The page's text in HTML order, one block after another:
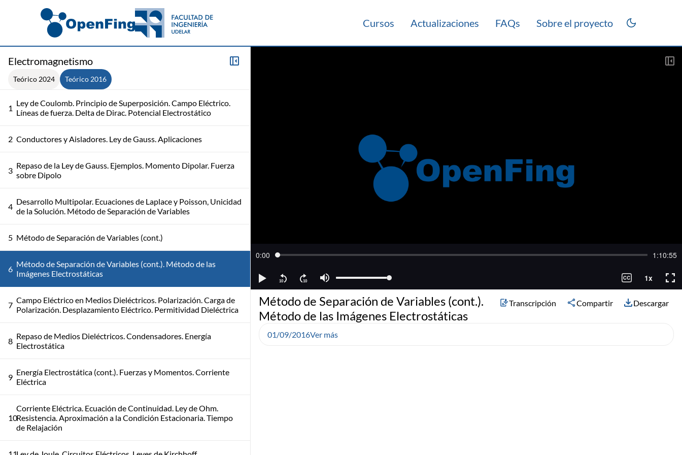
Cursos Actualizaciones FAQs Sobre el proyecto
Electromagnetismo
Teórico 2024 Teórico 2016
1 Ley de Coulomb. Principio de Superposición. Campo Eléctrico.
Líneas de fuerza. Delta de Dirac. Potencial Electrostático
2 Conductores y Aisladores. Ley de Gauss. Aplicaciones
3 Repaso de la Ley de Gauss. Ejemplos. Momento Dipolar. Fuerza
sobre Dipolo
4 Desarrollo Multipolar. Ecuaciones de Laplace y Poisson, Unicidad
de la Solución. Método de Separación de Variables
5 Método de Separación de Variables (cont.)
6 Método de Separación de Variables (cont.). Método de las
Imágenes Electrostáticas
7 Campo Eléctrico en Medios Dieléctricos. Polarización. Carga de
Polarización. Desplazamiento Eléctrico. Permitividad Dieléctrica
8 Repaso de Medios Dieléctricos. Condensadores. Energía
Electrostática
9 Energía Electrostática (cont.). Fuerzas y Momentos. Corriente
Eléctrica
10
Corriente Eléctrica. Ecuación de Continuidad. Ley de Ohm.
Resistencia. Aproximación a la Condición Estacionaria. Tiempo
de Relajación
Método de Separación de Variables (cont.).
Método de las Imágenes Electrostáticas
Transcripción Compartir Descargar
01/09/2016Ver más